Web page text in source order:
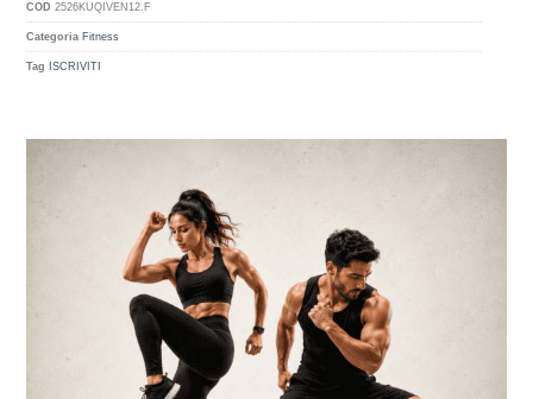
COD2526KUQIVEN12.F
Categoria Fitness
Tag ISCRIVITI